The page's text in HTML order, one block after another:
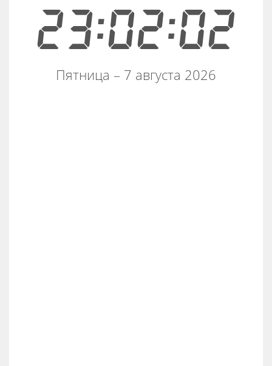
23:02:02
Пятница – 7 августа 2026